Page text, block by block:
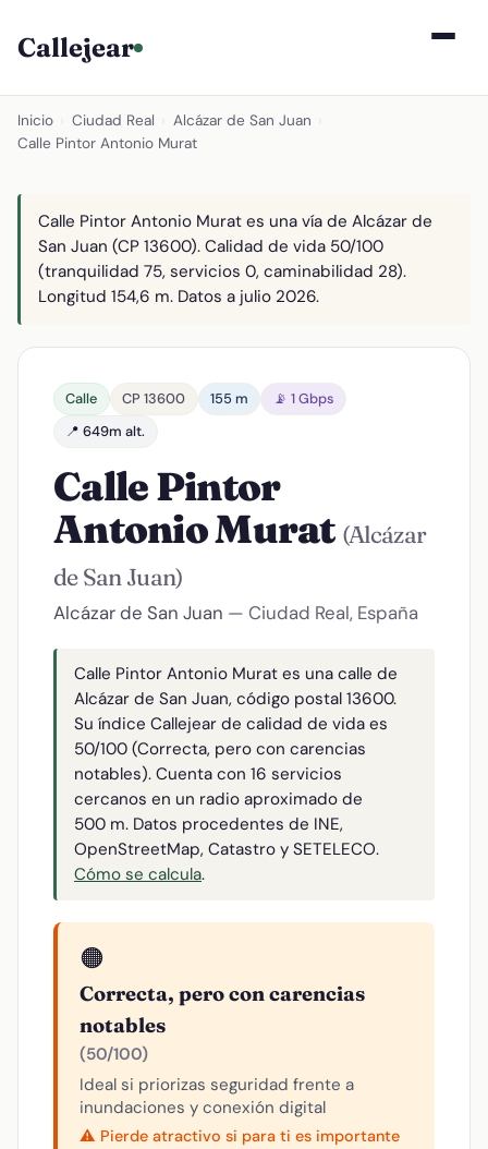
Callejear
Inicio Ciudad Real Alcázar de San Juan
Calle Pintor Antonio Murat
Calle Pintor Antonio Murat es una vía de Alcázar de
San Juan (CP 13600). Calidad de vida 50/100
(tranquilidad 75, servicios 0, caminabilidad 28).
Longitud 154,6 m. Datos a julio 2026.
Calle CP 13600 155 m
📡 1 Gbps
📍 649m alt.
Calle Pintor
Antonio Murat (Alcázar
de San Juan)
Alcázar de San Juan — Ciudad Real, España
Calle Pintor Antonio Murat es una calle de
Alcázar de San Juan, código postal 13600.
Su índice Callejear de calidad de vida es
50/100 (Correcta, pero con carencias
notables). Cuenta con 16 servicios
cercanos en un radio aproximado de
500 m. Datos procedentes de INE,
OpenStreetMap, Catastro y SETELECO.
Cómo se calcula.
🟠
Correcta, pero con carencias
notables
(50/100)
Ideal si priorizas seguridad frente a
inundaciones y conexión digital
⚠️ Pierde atractivo si para ti es importante